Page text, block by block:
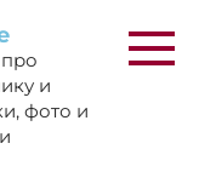
и
фото и